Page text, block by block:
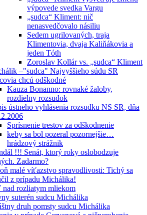
výpovede svedka Vargu
„sudca“ Kliment: nič
nenasvedčovalo násiliu
Sedem ugrilovaných, traja
Klimentovia, dvaja Kaliňákovia a
jeden Tóth
Zoroslav Kollár vs. „sudca“ Kliment
–"sudca" Najvyššieho súdu SR
chcú odškodné
Kauza Bonanno: rovnaké žaloby,
rozdielny rozsudok
ústneho vyhlásenia rozsudku NS SR, dňa
Sprísnenie trestov za odškodnenie
keby sa bol pozeral pozornejšie…
hrádzový strážnik
!!! Senát, ktorý roky oslobodzuje
Zadarmo?
malé víťazstvo spravodlivosti: Tichý sa
z prípadu Michálika!
rozliatym mliekom
suterén sudcu Michálika
druh pomsty sudcu Michálika